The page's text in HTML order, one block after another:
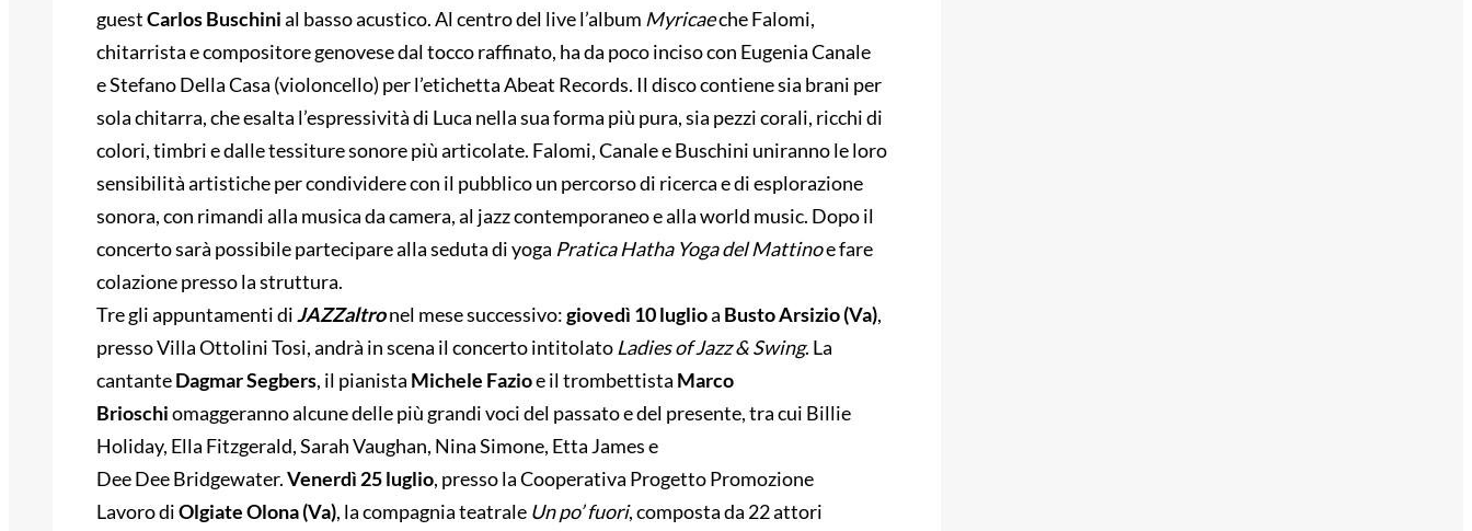
guestCarlosBuschinial basso acustico. Al centro del live l’album Myricaeche Falomi,
chitarrista e compositore genovese dal tocco raffinato, ha da poco inciso con Eugenia Canale
e Stefano Della Casa (violoncello) per l’etichetta Abeat Records. Il disco contiene sia brani per
sola chitarra, che esalta l’espressività di Luca nella sua forma più pura, sia pezzi corali, ricchi di
colori, timbri e dalle tessiture sonore più articolate. Falomi, Canale e Buschini uniranno le loro
sensibilità artistiche per condividere con il pubblico un percorso di ricerca e di esplorazione
sonora, con rimandi alla musica da camera, al jazz contemporaneo e alla world music. Dopo il
concerto sarà possibile partecipare alla seduta di yoga PraticaHathaYoga del Mattinoe fare
colazione presso la struttura.
Tre gli appuntamenti diJAZZaltronel mese successivo:giovedì 10 luglioa Busto Arsizio (Va),
presso Villa Ottolini Tosi, andrà in scena il concerto intitolato Ladies of Jazz & Swing. La
cantanteDagmarSegbers, il pianista Michele Fazioe il trombettista Marco
Brioschiomaggeranno alcune delle più grandi voci del passato e del presente, tra cui Billie
Holiday, Ella Fitzgerald, Sarah Vaughan, Nina Simone, Etta James e
Dee Dee Bridgewater.Venerdì 25 luglio, presso la Cooperativa Progetto Promozione
Lavoro diOlgiate Olona (Va), la compagnia teatrale Un po’ fuori, composta da 22 attori